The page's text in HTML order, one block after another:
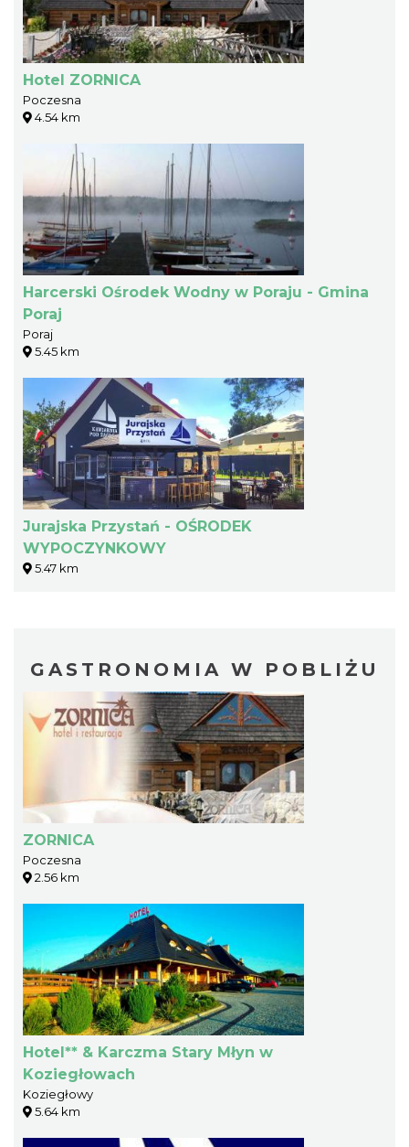
Hotel ZORNICA
Poczesna
4.54 km
Harcerski Ośrodek Wodny w Poraju - Gmina
Poraj
Poraj
5.45 km
Jurajska Przystań - OŚRODEK
WYPOCZYNKOWY
5.47 km
GASTRONOMIA W POBLIŻU
ZORNICA
Poczesna
2.56 km
Hotel** & Karczma Stary Młyn w
Koziegłowach
Koziegłowy
5.64 km